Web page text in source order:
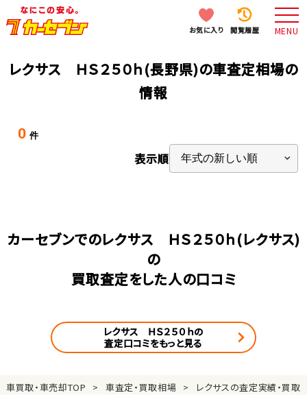
お気に入り 閲覧履歴 MENU
レクサス ＨＳ２５０ｈ(長野県)の車査定相場の
情報
0 件
表示順
カーセブンでのレクサス ＨＳ２５０ｈ(レクサス)
の
買取査定をした人の口コミ
レクサス ＨＳ２５０ｈの
査定口コミをもっと見る
車買取・車売却TOP 車査定・買取相場 レクサスの査定実績・買取